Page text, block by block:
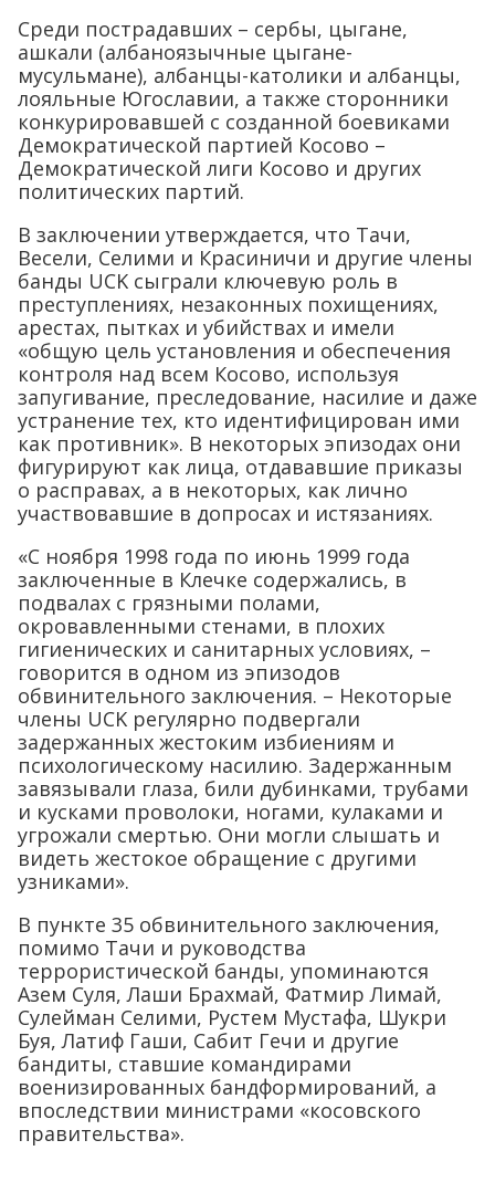
Среди пострадавших – сербы, цыгане,
ашкали (албаноязычные цыгане-
мусульмане), албанцы-католики и албанцы,
лояльные Югославии, а также сторонники
конкурировавшей с созданной боевиками
Демократической партией Косово –
Демократической лиги Косово и других
политических партий.
В заключении утверждается, что Тачи,
Весели, Селими и Красиничи и другие члены
банды UCK сыграли ключевую роль в
преступлениях, незаконных похищениях,
арестах, пытках и убийствах и имели
«общую цель установления и обеспечения
контроля над всем Косово, используя
запугивание, преследование, насилие и даже
устранение тех, кто идентифицирован ими
как противник». В некоторых эпизодах они
фигурируют как лица, отдававшие приказы
о расправах, а в некоторых, как лично
участвовавшие в допросах и истязаниях.
«С ноября 1998 года по июнь 1999 года
заключенные в Клечке содержались, в
подвалах с грязными полами,
окровавленными стенами, в плохих
гигиенических и санитарных условиях, –
говорится в одном из эпизодов
обвинительного заключения. – Некоторые
члены UCK регулярно подвергали
задержанных жестоким избиениям и
психологическому насилию. Задержанным
завязывали глаза, били дубинками, трубами
и кусками проволоки, ногами, кулаками и
угрожали смертью. Они могли слышать и
видеть жестокое обращение с другими
узниками».
В пункте 35 обвинительного заключения,
помимо Тачи и руководства
террористической банды, упоминаются
Азем Суля, Лаши Брахмай, Фатмир Лимай,
Сулейман Селими, Рустем Мустафа, Шукри
Буя, Латиф Гаши, Сабит Гечи и другие
бандиты, ставшие командирами
военизированных бандформирований, а
впоследствии министрами «косовского
правительства».